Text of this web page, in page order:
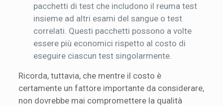
pacchetti di test che includono il reuma test
insieme ad altri esami del sangue o test
correlati. Questi pacchetti possono a volte
essere più economici rispetto al costo di
eseguire ciascun test singolarmente.
Ricorda, tuttavia, che mentre il costo è
certamente un fattore importante da considerare,
non dovrebbe mai compromettere la qualità